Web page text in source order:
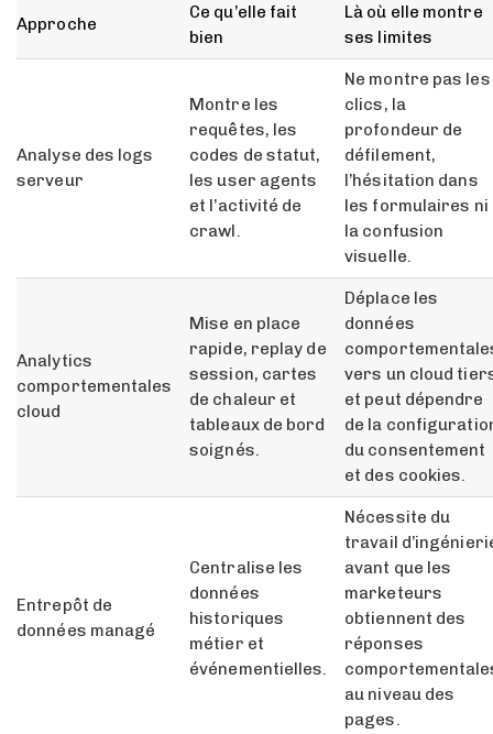
Approche
Ce qu’elle fait
bien
Là où elle montre
ses limites
Analyse des logs
serveur
Montre les
requêtes, les
codes de statut,
les user agents
et l’activité de
crawl.
Ne montre pas les
clics, la
profondeur de
défilement,
l’hésitation dans
les formulaires ni
la confusion
visuelle.
Analytics
comportementales
cloud
Mise en place
rapide, replay de
session, cartes
de chaleur et
tableaux de bord
soignés.
Déplace les
données
vers un cloud
et peut dépendre
de la
du consentement
et des cookies.
Entrepôt de
données managé
Centralise les
données
historiques
métier et
événementielles.
Nécessite du
travail
avant que les
marketeurs
obtiennent des
réponses
au niveau des
pages.